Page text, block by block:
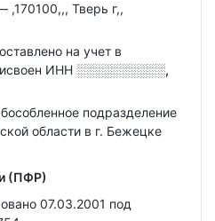
,170100,,, Тверь г,,
на учет в
ИНН ░░░░░░░░░░,
подразделение
области в г. Бежецке
(ПФР)
07.03.2001 под